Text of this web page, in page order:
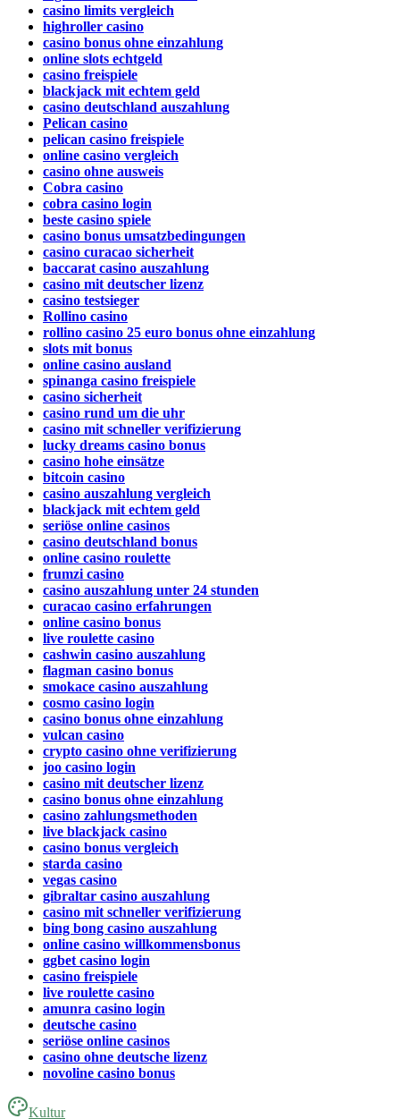
casino limits vergleich
highroller casino
casino bonus ohne einzahlung
online slots echtgeld
casino freispiele
blackjack mit echtem geld
casino deutschland auszahlung
Pelican casino
pelican casino freispiele
online casino vergleich
casino ohne ausweis
Cobra casino
cobra casino login
beste casino spiele
casino bonus umsatzbedingungen
casino curacao sicherheit
baccarat casino auszahlung
casino mit deutscher lizenz
casino testsieger
Rollino casino
rollino casino 25 euro bonus ohne einzahlung
slots mit bonus
online casino ausland
spinanga casino freispiele
casino sicherheit
casino rund um die uhr
casino mit schneller verifizierung
lucky dreams casino bonus
casino hohe einsätze
bitcoin casino
casino auszahlung vergleich
blackjack mit echtem geld
seriöse online casinos
casino deutschland bonus
online casino roulette
frumzi casino
casino auszahlung unter 24 stunden
curacao casino erfahrungen
online casino bonus
live roulette casino
cashwin casino auszahlung
flagman casino bonus
smokace casino auszahlung
cosmo casino login
casino bonus ohne einzahlung
vulcan casino
crypto casino ohne verifizierung
joo casino login
casino mit deutscher lizenz
casino bonus ohne einzahlung
casino zahlungsmethoden
live blackjack casino
casino bonus vergleich
starda casino
vegas casino
gibraltar casino auszahlung
casino mit schneller verifizierung
bing bong casino auszahlung
online casino willkommensbonus
ggbet casino login
casino freispiele
live roulette casino
amunra casino login
deutsche casino
seriöse online casinos
casino ohne deutsche lizenz
novoline casino bonus
Kultur